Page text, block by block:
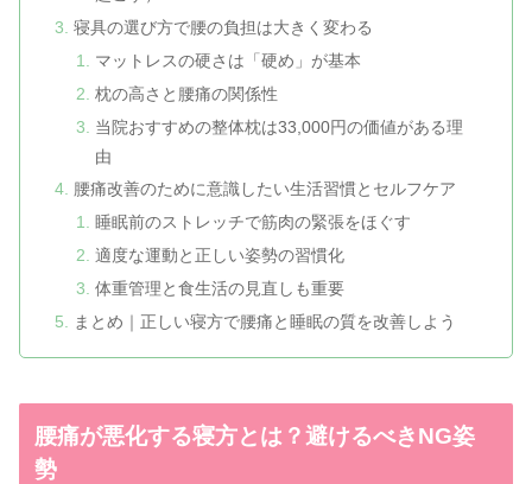
寝具の選び方で腰の負担は大きく変わる
マットレスの硬さは「硬め」が基本
枕の高さと腰痛の関係性
当院おすすめの整体枕は33,000円の価値がある理
由
腰痛改善のために意識したい生活習慣とセルフケア
睡眠前のストレッチで筋肉の緊張をほぐす
適度な運動と正しい姿勢の習慣化
体重管理と食生活の見直しも重要
まとめ｜正しい寝方で腰痛と睡眠の質を改善しよう
腰痛が悪化する寝方とは？避けるべきNG姿
勢